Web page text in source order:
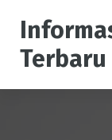
Terbaru